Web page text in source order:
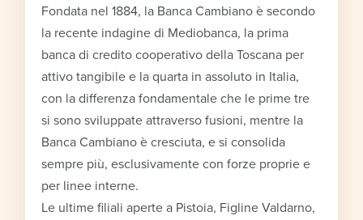
Fondata nel 1884, la Banca Cambiano è secondo
la recente indagine di Mediobanca, la prima
banca di credito cooperativo della Toscana per
attivo tangibile e la quarta in assoluto in Italia,
con la differenza fondamentale che le prime tre
si sono sviluppate attraverso fusioni, mentre la
Banca Cambiano è cresciuta, e si consolida
sempre più, esclusivamente con forze proprie e
per linee interne.
Le ultime filiali aperte a Pistoia, Figline Valdarno,